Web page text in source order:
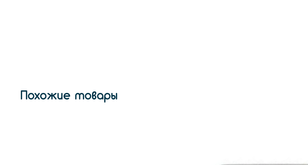
Похожие товары